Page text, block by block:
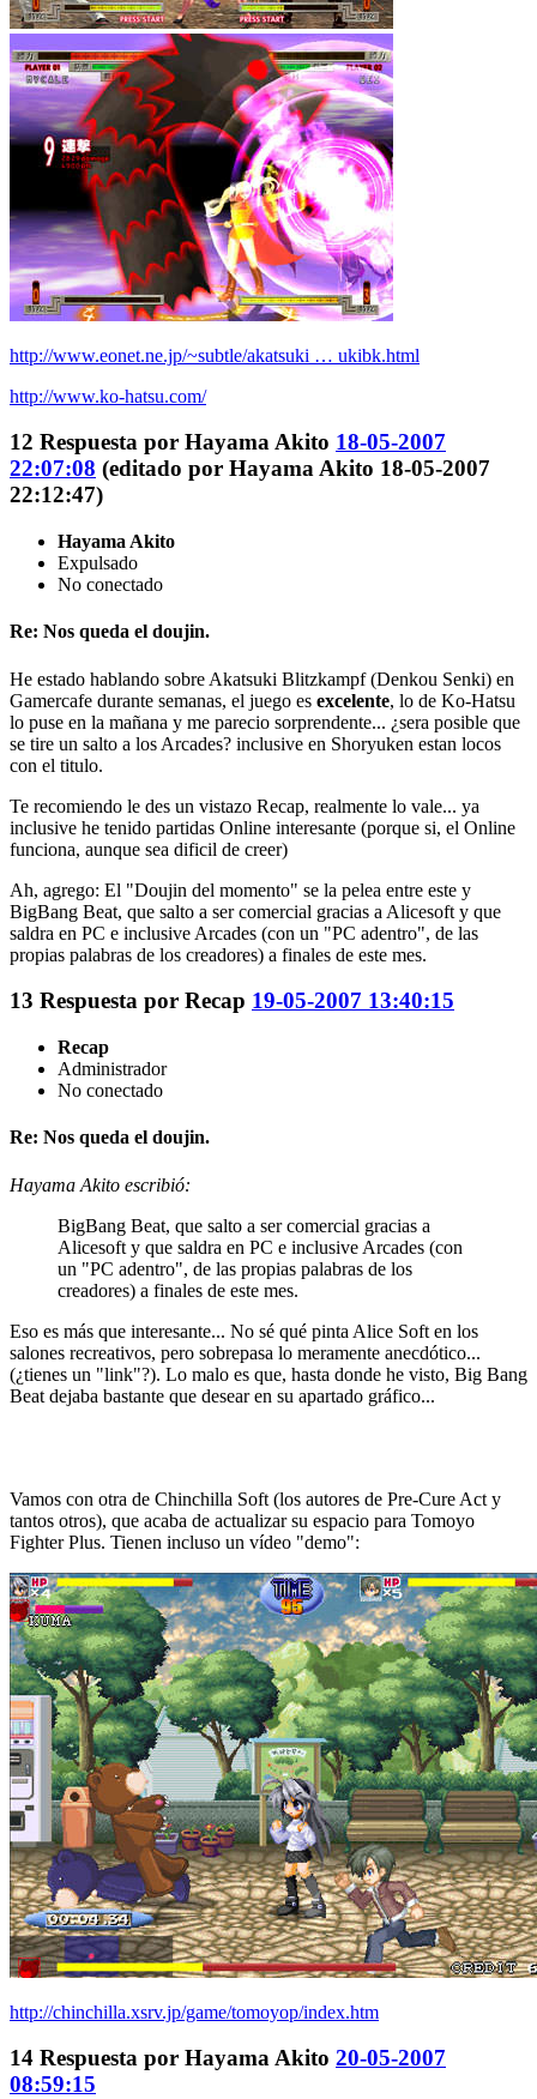
http://www.eonet.ne.jp/~subtle/akatsuki … ukibk.html
http://www.ko-hatsu.com/
12 Respuesta por Hayama Akito 18-05-2007
22:07:08 (editado por Hayama Akito 18-05-2007
22:12:47)
Hayama Akito
Expulsado
No conectado
Re: Nos queda el doujin.
He estado hablando sobre Akatsuki Blitzkampf (Denkou Senki) en
Gamercafe durante semanas, el juego es excelente, lo de Ko-Hatsu
lo puse en la mañana y me parecio sorprendente... ¿sera posible que
se tire un salto a los Arcades? inclusive en Shoryuken estan locos
con el titulo.
Te recomiendo le des un vistazo Recap, realmente lo vale... ya
inclusive he tenido partidas Online interesante (porque si, el Online
funciona, aunque sea dificil de creer)
Ah, agrego: El "Doujin del momento" se la pelea entre este y
BigBang Beat, que salto a ser comercial gracias a Alicesoft y que
saldra en PC e inclusive Arcades (con un "PC adentro", de las
propias palabras de los creadores) a finales de este mes.
13 Respuesta por Recap 19-05-2007 13:40:15
Recap
Administrador
No conectado
Re: Nos queda el doujin.
Hayama Akito escribió:
BigBang Beat, que salto a ser comercial gracias a
Alicesoft y que saldra en PC e inclusive Arcades (con
un "PC adentro", de las propias palabras de los
creadores) a finales de este mes.
Eso es más que interesante... No sé qué pinta Alice Soft en los
salones recreativos, pero sobrepasa lo meramente anecdótico...
(¿tienes un "link"?). Lo malo es que, hasta donde he visto, Big Bang
Beat dejaba bastante que desear en su apartado gráfico...
Vamos con otra de Chinchilla Soft (los autores de Pre-Cure Act y
tantos otros), que acaba de actualizar su espacio para Tomoyo
Fighter Plus. Tienen incluso un vídeo "demo":
http://chinchilla.xsrv.jp/game/tomoyop/index.htm
14 Respuesta por Hayama Akito 20-05-2007
08:59:15